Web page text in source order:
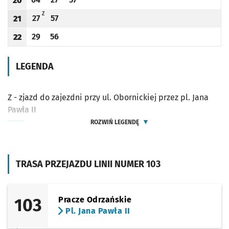
TRASA PRZEJAZDU LINII NUMER 103
103
Pracze Odrzańskie
Pl. Jana Pawła II
Godzina odjazdu
Odjazd
minut po godzinie 20
Odjazd
minut po godzinie 20
Odjazd
minut po godzinie 20
Godzina odjazdu
21
Odjazd
27
minut po godzinie 21
ZZ - ZJAZD DO ZAJEZDNI PRZY UL. OBORNICKIEJ PRZEZ PL. JANA PAWŁA II
Odjazd
57
minut po godzinie 21
Godzina odjazdu
22
Odjazd
29
minut po godzinie 22
Odjazd
56
minut po godzinie 22
LEGENDA
Z - zjazd do zajezdni przy ul. Obornickiej przez pl. Jana
Pawła II
ROZWIŃ LEGENDĘ